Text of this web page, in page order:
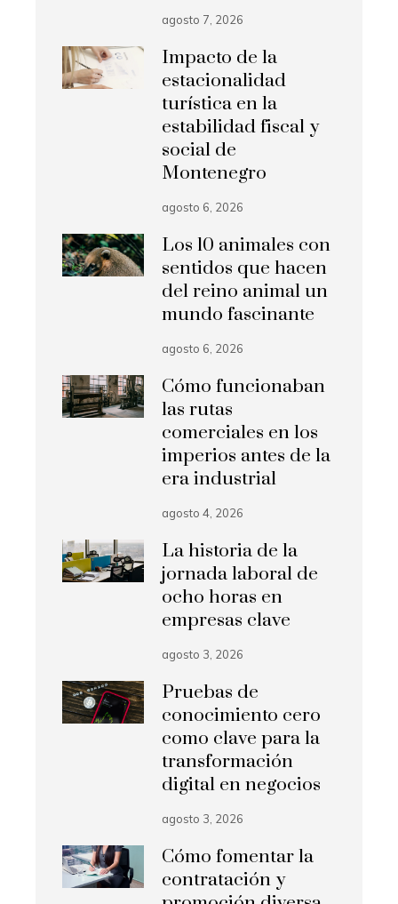
agosto 7, 2026
Impacto de la
estacionalidad
turística en la
estabilidad fiscal y
social de
Montenegro
agosto 6, 2026
Los 10 animales con
sentidos que hacen
del reino animal un
mundo fascinante
agosto 6, 2026
Cómo funcionaban
las rutas
comerciales en los
imperios antes de la
era industrial
agosto 4, 2026
La historia de la
jornada laboral de
ocho horas en
empresas clave
agosto 3, 2026
Pruebas de
conocimiento cero
como clave para la
transformación
digital en negocios
agosto 3, 2026
Cómo fomentar la
contratación y